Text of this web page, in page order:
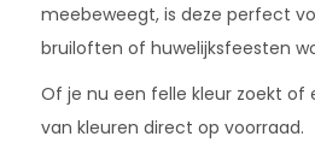
meebeweegt, is deze perfect
bruiloften of huwelijksfeesten
Of je nu een felle kleur zoekt
van kleuren direct op voorraad.